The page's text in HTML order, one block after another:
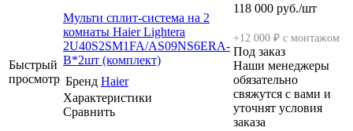
Быстрый
просмотр
Мульти сплит-система на 2
комнаты Haier Lightera
2U40S2SM1FA/AS09NS6ERA-
B*2шт (комплект)
Бренд Haier
Характеристики
Сравнить
118 000 руб./шт
+12 000 ₽ с монтажом
Под заказ
Наши менеджеры
обязательно
свяжутся с вами и
уточнят условия
заказа